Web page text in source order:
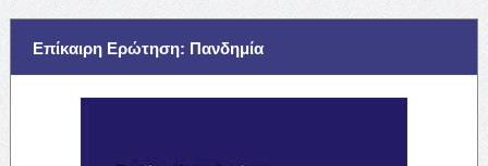
Επίκαιρη Ερώτηση: Πανδημία